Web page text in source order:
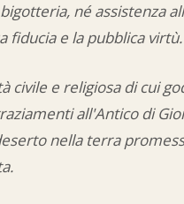
né assistenza
fiducia e la pubblica virtù.
civile e religiosa di cui
all'Antico di
nella terra